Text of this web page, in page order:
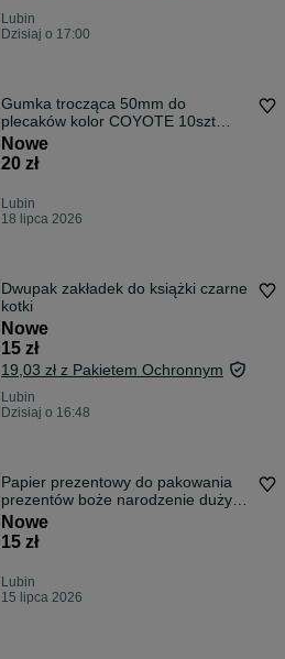
Lubin
Dzisiaj o 17:00
Gumka trocząca 50mm do
plecaków kolor COYOTE 10szt
wisport
Nowe
20 zł
Lubin
18 lipca 2026
Dwupak zakładek do książki czarne
kotki
Nowe
15 zł
19,03 zł z Pakietem Ochronnym
Lubin
Dzisiaj o 16:48
Papier prezentowy do pakowania
prezentów boże narodzenie duży
10mx1m
Nowe
15 zł
Lubin
15 lipca 2026